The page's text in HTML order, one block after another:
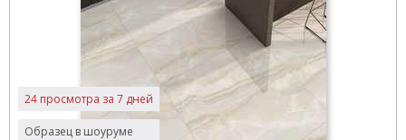
Образец в шоуруме
24 просмотра за 7 дней